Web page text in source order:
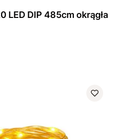
LED DIP 485cm okrągła